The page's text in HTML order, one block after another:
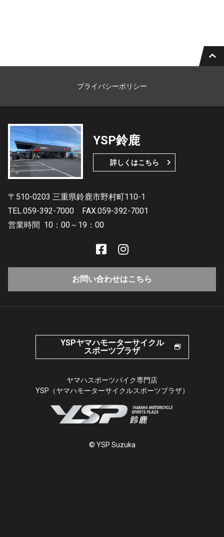
プライバシーポリシー
YSP鈴鹿
詳しくはこちら
〒510-0203 三重県鈴鹿市野村町110-1
TEL.059-392-7000
FAX.059-392-7001
営業時間 10：00～19：00
お問い合わせはこちら
YSPヤマハモーターサイクル
スポーツプラザ
ヤマハスポーツバイク専門店
YSP（ヤマハモーターサイクルスポーツプラザ）
© YSP Suzuka